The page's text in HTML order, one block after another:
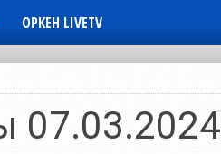
ОРКЕН LIVETV
07.03.2024